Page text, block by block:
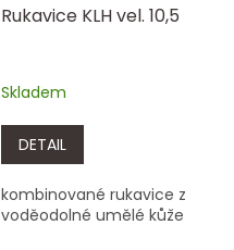
Rukavice KLH vel. 10,5
Skladem
DETAIL
kombinované rukavice z
voděodolné umělé kůže